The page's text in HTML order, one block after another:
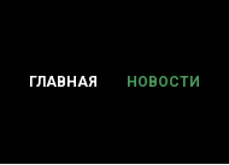
ГЛАВНАЯ НОВОСТИ